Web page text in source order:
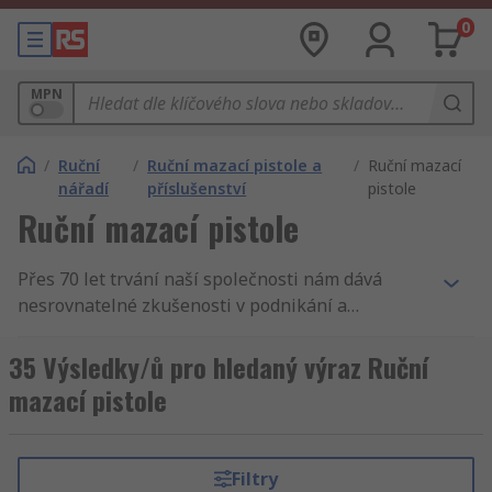
0
MPN
/ Ruční
nářadí
/ Ruční mazací pistole a
příslušenství
/ Ruční mazací
pistole
Ruční mazací pistole
Přes 70 let trvání naší společnosti nám dává
nesrovnatelné zkušenosti v podnikání a
pistole. Tak podporujeme inženýry v celém světě,
distribuujeme Ruční mazací pistole a Ruční
mazací pistole a příslušenství zákazníkům do 160
kvalitní produkt a vynikající servis, ať se jedná o
35 Výsledky/ů pro hledaný výraz Ruční
mazací pistole
Filtry